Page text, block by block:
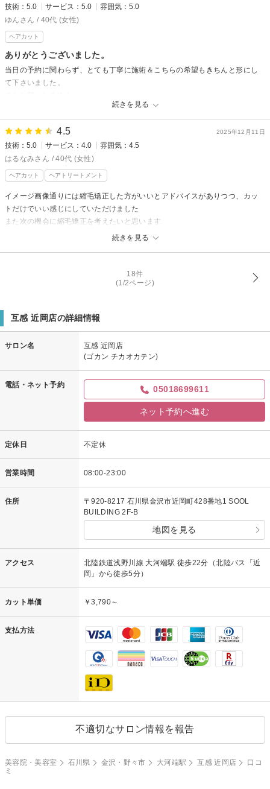
技術：5.0 サービス：5.0
雰囲気：5.0
ゆんさん / 40代 (女性)
ヘアカット
ありがとうございました。
続きを見る
当日の予約に関わらず、とても丁寧に施術＆こちらの希望もきちんと形にし
て下さいました。
2025年12月11日
4.5
技術：5.0 サービス：4.0
雰囲気：4.5
はるなみさん / 40代 (女性)
ヘアカット ヘアトリートメント
続きを見る
イメージ画像通りには縮毛矯正した方がいいとアドバイスがありつつ、カッ
トだけでいい感じにしていただけました
また次の機会に縮毛矯正を考えたいと思います
ホームケア付きのクーポンでしたが忘れられました
18件
(1/2ページ)
互感 近岡店の詳細情報
サロン名
互感 近岡店
(ゴカン チカオカテン)
電話・ネット予約 05018699611
ネット予約へ進む
定休日 不定休
営業時間 08:00-23:00
住所
〒920-8217 石川県金沢市近岡町428番地1 SOOL
BUILDING 2F-B
地図を見る
アクセス
北陸鉄道浅野川線 大河端駅 徒歩22分（北陸バス「近
岡」から徒歩5分）
カット単価 ￥3,790～
支払方法
不適切なサロン情報を報告
美容院・美容室 石川県 金沢・野々市 大河端駅 互感 近岡店
口コ
ミ